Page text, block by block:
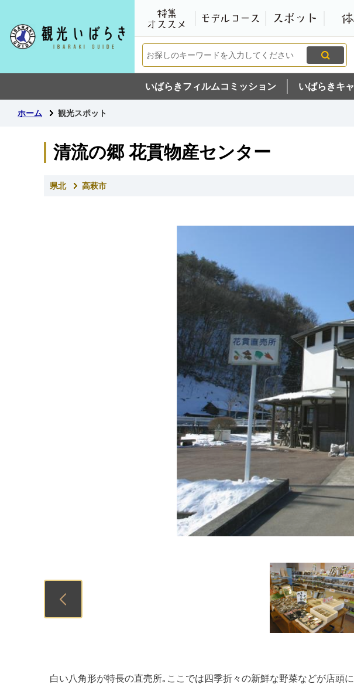
特集・オスス
いばらきフィルムコミッション いばらきキ
ホーム 観光スポット
清流の郷 花貫物産センター
県北 高萩市
白い八角形が特長の直売所｡ここでは四季折々の新鮮な野菜などが店頭